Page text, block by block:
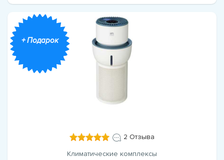
+ Подарок
2 Отзыва
Климатические комплексы